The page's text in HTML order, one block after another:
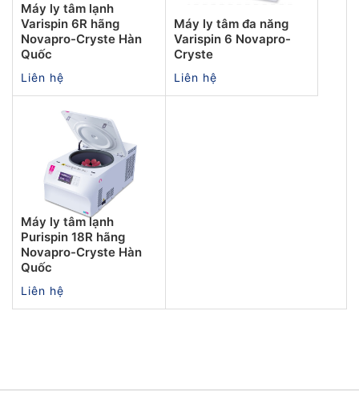
Máy ly tâm lạnh
Varispin 6R hãng
Novapro-Cryste Hàn
Quốc
Liên hệ
Máy ly tâm đa năng
Varispin 6 Novapro-
Cryste
Liên hệ
Máy ly tâm lạnh
Purispin 18R hãng
Novapro-Cryste Hàn
Quốc
Liên hệ